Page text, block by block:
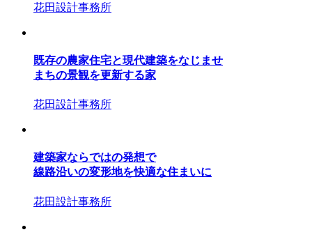
花田設計事務所
既存の農家住宅と現代建築をなじませ
まちの景観を更新する家
花田設計事務所
建築家ならではの発想で
線路沿いの変形地を快適な住まいに
花田設計事務所